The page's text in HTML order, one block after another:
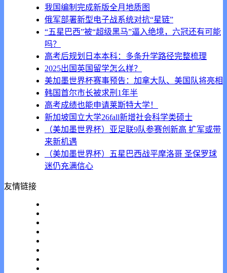
我国编制完成新版全月地质图
俄军部署新型电子战系统对抗“星链”
“五星巴西”被“超级黑马”逼入绝境，六冠还有可能
吗？
高考后规划日本本科：多条升学路径完整梳理
2025出国英国留学怎么样？
美加墨世界杯赛事预告：加拿大队、美国队将亮相
韩国首尔市长被求刑1年半
高考成绩也能申请莱斯特大学！
新加坡国立大学26fall新增社会科学类硕士
（美加墨世界杯）亚足联9队参赛创新高 扩军或带
来新机遇
（美加墨世界杯）五星巴西战平摩洛哥 圣保罗球
迷仍充满信心
友情链接